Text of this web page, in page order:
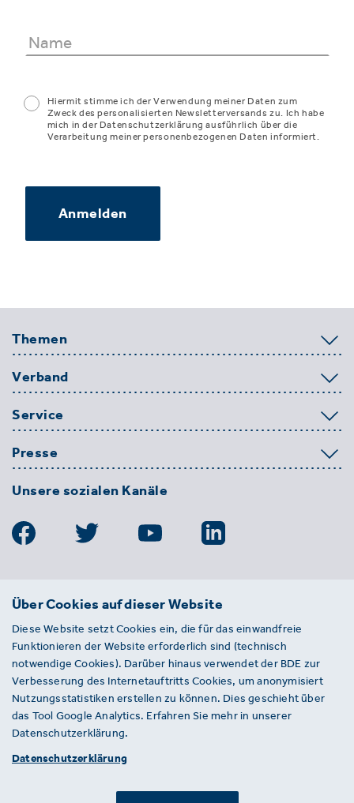
Hiermit stimme ich der Verwendung meiner Daten zum
Zweck des personalisierten Newsletterversands zu. Ich habe
mich in der Datenschutzerklärung ausführlich über die
Verarbeitung meiner personenbezogenen Daten informiert.
Anmelden
Themen
Verband
Service
Presse
Unsere sozialen Kanäle
BDE
Entsorgungs-, Wasser- und
Kreislaufwirtschaft e. V.
Von-der-Heydt-Straße 2
D 10785 Berlin
Sie haben einen Fehler auf unserer Website
gefunden? Ihnen ist ein defekter Link
aufgefallen? Wir freuen uns über Ihren
Über Cookies auf dieser Website
Diese Website setzt Cookies ein, die für das einwandfreie
Funktionieren der Website erforderlich sind (technisch
notwendige Cookies). Darüber hinaus verwendet der BDE zur
Verbesserung des Internetauftritts Cookies, um anonymisiert
Nutzungsstatistiken erstellen zu können. Dies geschieht über
das Tool Google Analytics. Erfahren Sie mehr in unserer
Datenschutzerklärung.
Datenschutzerklärung